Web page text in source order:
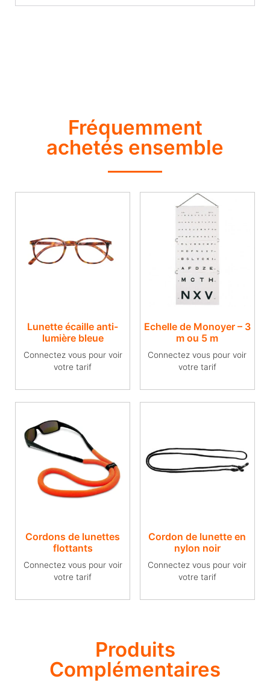
Fréquemment
achetés ensemble
Lunette écaille anti-
lumière bleue
Connectez vous pour voir
votre tarif
Echelle de Monoyer – 3
m ou 5 m
Connectez vous pour voir
votre tarif
Cordons de lunettes
flottants
Connectez vous pour voir
votre tarif
Cordon de lunette en
nylon noir
Connectez vous pour voir
votre tarif
Produits
Complémentaires